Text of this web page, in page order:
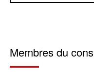
Membres du